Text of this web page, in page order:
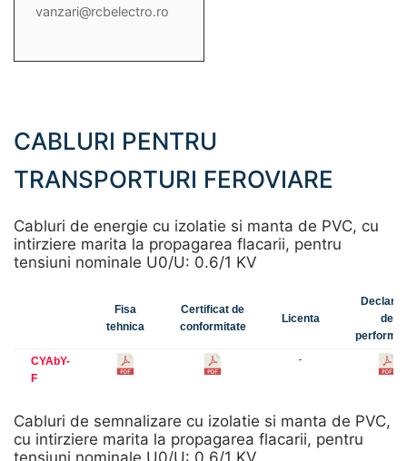
vanzari@rcbelectro.ro
CABLURI PENTRU
TRANSPORTURI FEROVIARE
Cabluri de energie cu izolatie si manta de PVC, cu
intirziere marita la propagarea flacarii, pentru
tensiuni nominale U0/U: 0.6/1 KV
Fisa
tehnica
Certificat de
conformitate
Licenta
de
CYAbY-
F
-
Cabluri de semnalizare cu izolatie si manta de PVC,
cu intirziere marita la propagarea flacarii, pentru
tensiuni nominale U0/U: 0.6/1 KV